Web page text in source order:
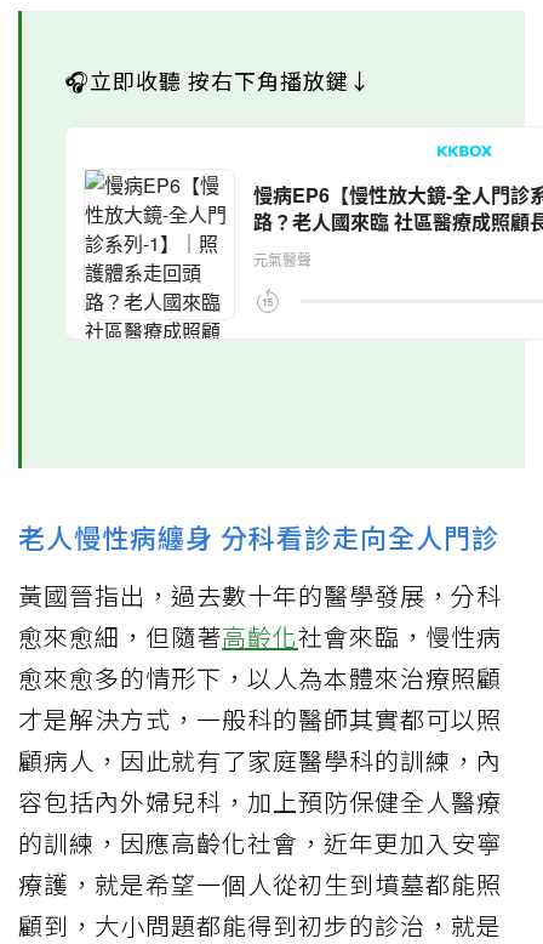
🎧立即收聽 按右下角播放鍵↓
老人慢性病纏身 分科看診走向全人門診
黃國晉指出，過去數十年的醫學發展，分科
愈來愈細，但隨著高齡化社會來臨，慢性病
愈來愈多的情形下，以人為本體來治療照顧
才是解決方式，一般科的醫師其實都可以照
顧病人，因此就有了家庭醫學科的訓練，內
容包括內外婦兒科，加上預防保健全人醫療
的訓練，因應高齡化社會，近年更加入安寧
療護，就是希望一個人從初生到墳墓都能照
顧到，大小問題都能得到初步的診治，就是